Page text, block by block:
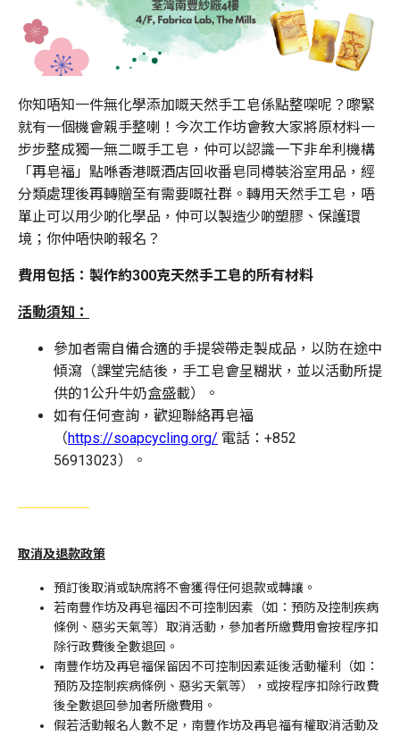
你知唔知一件無化學添加嘅天然手工皂係點整㗎呢？嚟緊
就有一個機會親手整喇！今次工作坊會教大家將原材料一
步步整成獨一無二嘅手工皂，仲可以認識一下非牟利機構
「再皂福」點喺香港嘅酒店回收番皂同樽裝浴室用品，經
分類處理後再轉贈至有需要嘅社群。轉用天然手工皂，唔
單止可以用少啲化學品，仲可以製造少啲塑膠、保護環
境；你仲唔快啲報名？
費用包括：製作約300克天然手工皂的所有材料
活動須知：
參加者需自備合適的手提袋帶走製成品，以防在途中
傾瀉（課堂完結後，手工皂會呈糊狀，並以活動所提
供的1公升牛奶盒盛載）。
如有任何查詢，歡迎聯絡再皂福
（https://soapcycling.org/ 電話：+852
56913023）。
取消及退款政策
預訂後取消或缺席將不會獲得任何退款或轉讓。
若南豐作坊及再皂福因不可控制因素（如：預防及控制疾病
條例、惡劣天氣等）取消活動，參加者所繳費用會按程序扣
除行政費後全數退回。
南豐作坊及再皂福保留因不可控制因素延後活動權利（如：
預防及控制疾病條例、惡劣天氣等），或按程序扣除行政費
後全數退回參加者所繳費用。
假若活動報名人數不足，南豐作坊及再皂福有權取消活動及